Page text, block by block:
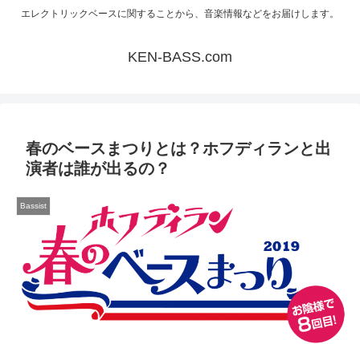
エレクトリックベースに関することから、音楽情報などをお届けします。
KEN-BASS.com
春のベースまつりとは？ホフディランと出
演者は誰が出るの？
Bassist